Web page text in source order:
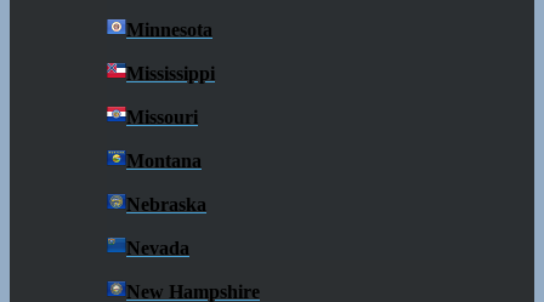
Minnesota
Mississippi
Missouri
Montana
Nebraska
Nevada
New Hampshire